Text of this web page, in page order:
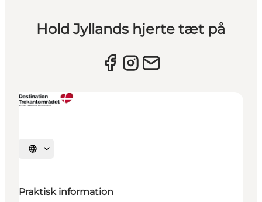
Hold Jyllands hjerte tæt på
Vælg sprog
Praktisk information